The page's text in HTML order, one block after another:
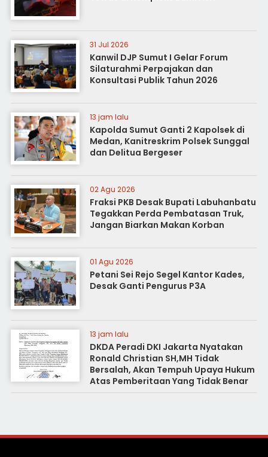
31 Jul 2026
Kanwil DJP Sumut I Gelar Forum
Silaturahmi Perpajakan dan
Konsultasi Publik Tahun 2026
13 jam lalu
Kapolda Sumut Ganti 2 Kapolsek di
Medan, Kanitreskrim Polsek Sunggal
dan Delitua Bergeser
02 Agu 2026
Fraksi PKB Desak Bupati Labuhanbatu
Tegakkan Perda Pembatasan Truk,
Jangan Biarkan Makan Korban
01 Agu 2026
Petani Sei Rejo Segel Kantor Kades,
Desak Ganti Pengurus P3A
13 jam lalu
DKDA Peradi DKI Jakarta Nyatakan
Ronald Christian SH,MH Tidak
Bersalah, Akan Tempuh Upaya Hukum
Atas Pemberitaan Yang Tidak Benar